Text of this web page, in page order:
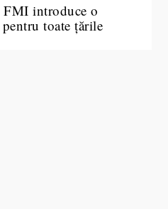
introduce o
toate țările